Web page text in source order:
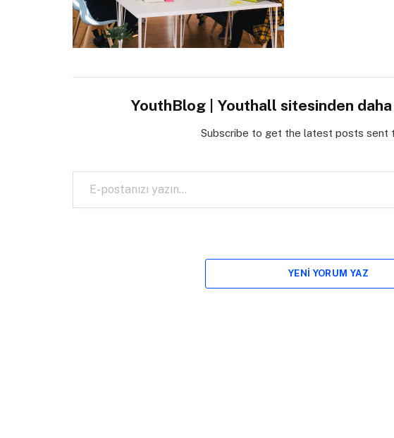
YouthBlog | Youthall sitesinden
Subscribe to get the latest posts sent
E-postanızı yazın…
YENI YORUM YAZ